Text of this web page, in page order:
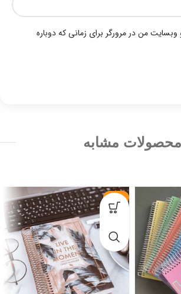
وبسایت من در مرورگر برای زمانی که دوباره
محصولات مشابه
-29%